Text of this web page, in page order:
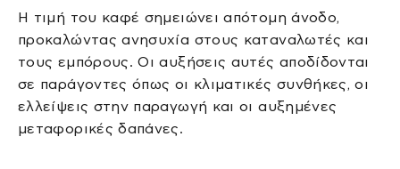
Η τιμή του καφέ σημειώνει απότομη άνοδο,
προκαλώντας ανησυχία στους καταναλωτές και
τους εμπόρους. Οι αυξήσεις αυτές αποδίδονται
σε παράγοντες όπως οι κλιματικές συνθήκες, οι
ελλείψεις στην παραγωγή και οι αυξημένες
μεταφορικές δαπάνες.